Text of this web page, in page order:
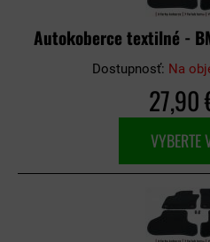
Autokoberce textilné -
Dostupnosť: Na
27,90
VYBERTE